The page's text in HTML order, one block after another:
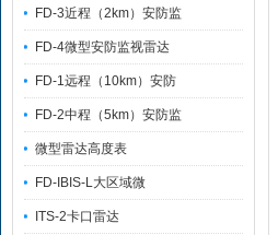
FD-3近程（2km）安防监
FD-4微型安防监视雷达
FD-1远程（10km）安防
FD-2中程（5km）安防监
微型雷达高度表
FD-IBIS-L大区域微
ITS-2卡口雷达